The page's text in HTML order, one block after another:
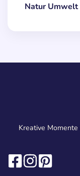
Natur Umwelt
Kreative